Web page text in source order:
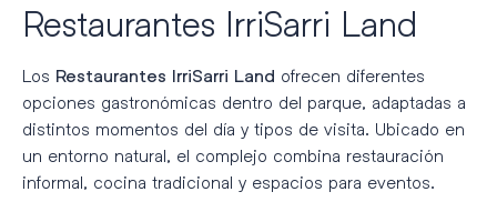
Restaurantes IrriSarri Land
Los Restaurantes IrriSarri Land ofrecen diferentes
opciones gastronómicas dentro del parque, adaptadas a
distintos momentos del día y tipos de visita. Ubicado en
un entorno natural, el complejo combina restauración
informal, cocina tradicional y espacios para eventos.